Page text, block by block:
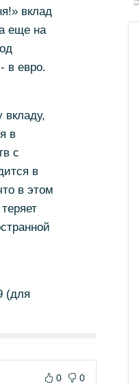
вклад
еще на
в евро.
в
с
в
в этом
(для
0 0